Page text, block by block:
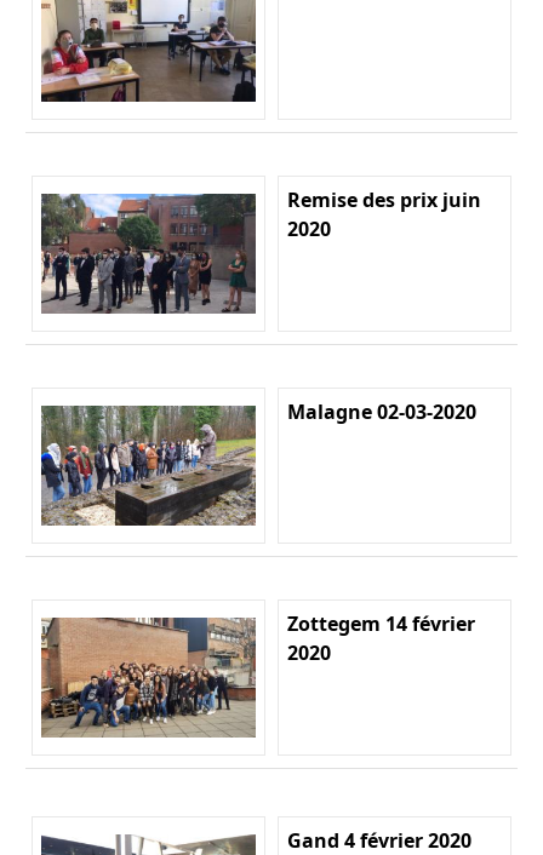
Remise des prix juin
2020
Malagne 02-03-2020
Zottegem 14 février
2020
Gand 4 février 2020